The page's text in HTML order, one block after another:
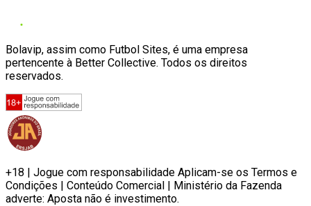
Bolavip, assim como Futbol Sites, é uma empresa
pertencente à Better Collective. Todos os direitos
reservados.
+18 | Jogue com responsabilidade Aplicam-se os Termos e
Condições | Conteúdo Comercial | Ministério da Fazenda
adverte: Aposta não é investimento.